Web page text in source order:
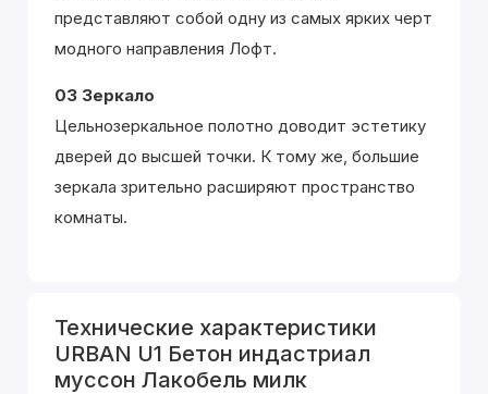
представляют собой одну из самых ярких черт
модного направления Лофт.
03 Зеркало
Цельнозеркальное полотно доводит эстетику
дверей до высшей точки. К тому же, большие
зеркала зрительно расширяют пространство
комнаты.
Технические характеристики
URBAN U1 Бетон индастриал
муссон Лакобель милк